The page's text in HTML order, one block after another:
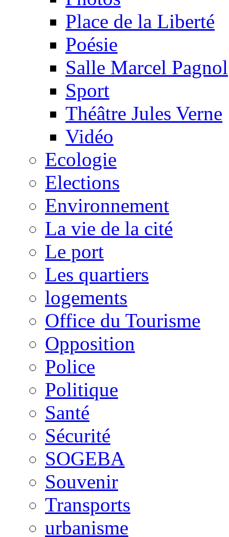
Place de la Liberté
Poésie
Salle Marcel Pagnol
Sport
Théâtre Jules Verne
Vidéo
Ecologie
Elections
Environnement
La vie de la cité
Le port
Les quartiers
logements
Office du Tourisme
Opposition
Police
Politique
Santé
Sécurité
SOGEBA
Souvenir
Transports
urbanisme